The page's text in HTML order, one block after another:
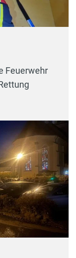
Feuerwehr